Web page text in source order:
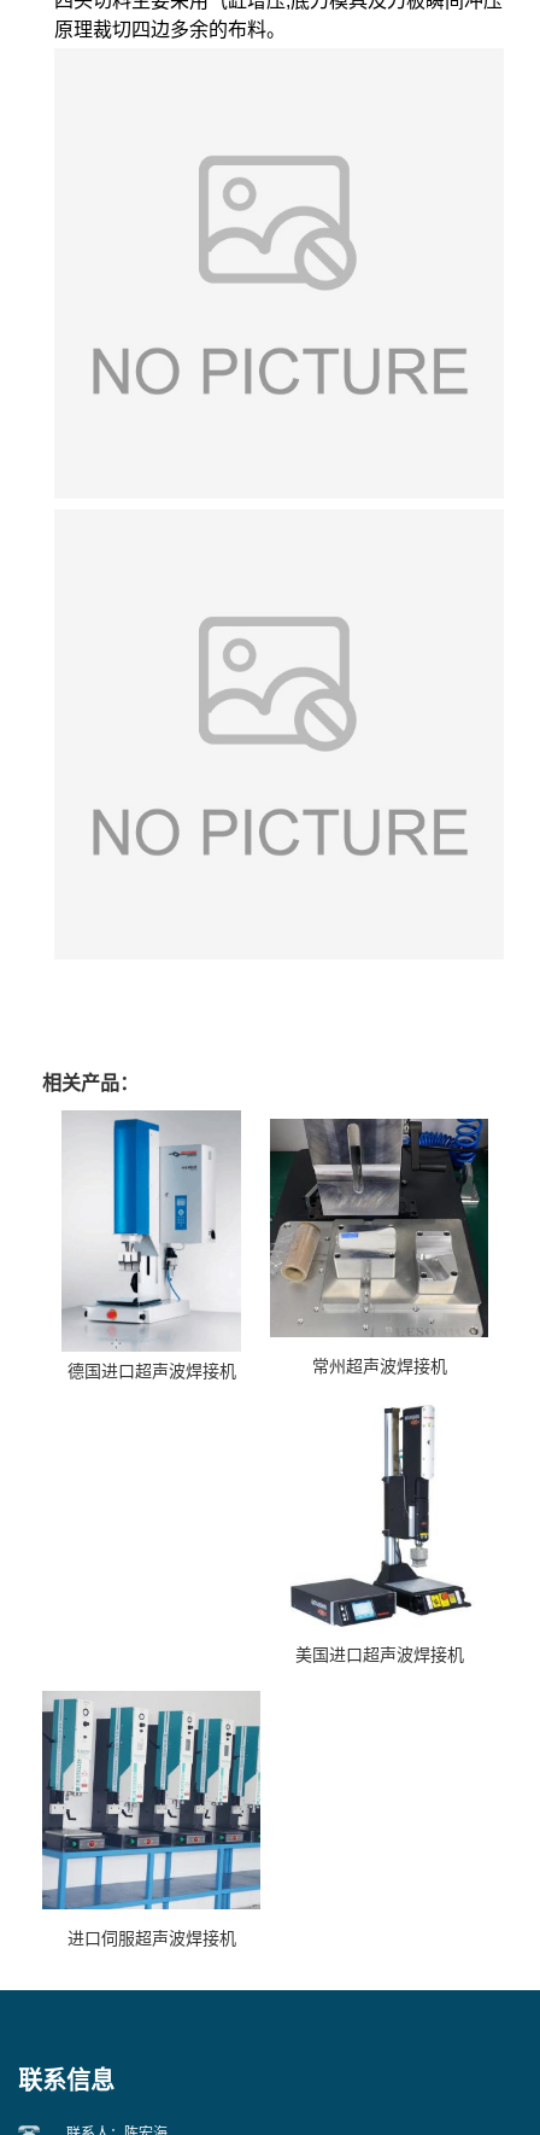
原理裁切四边多余的布料。
相关产品：
德国进口超声波焊接机 常州超声波焊接机
美国进口超声波焊接机
进口伺服超声波焊接机
联系信息